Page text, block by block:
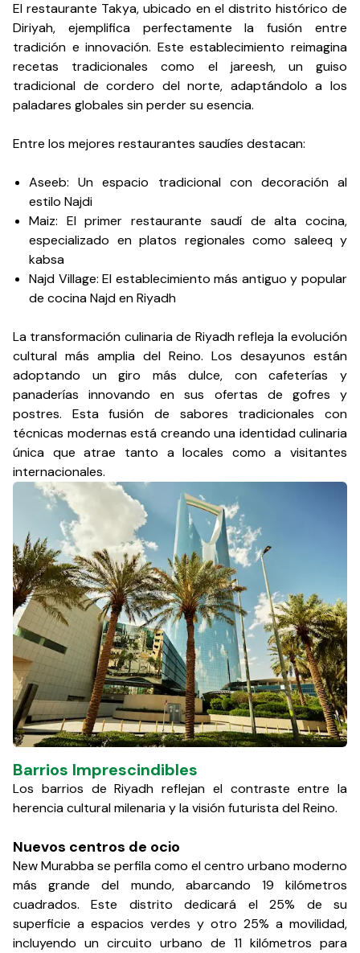
El restaurante Takya, ubicado en el distrito histórico de
Diriyah, ejemplifica perfectamente la fusión entre
tradición e innovación. Este establecimiento reimagina
recetas tradicionales como el jareesh, un guiso
tradicional de cordero del norte, adaptándolo a los
paladares globales sin perder su esencia.
Entre los mejores restaurantes saudíes destacan:
Aseeb: Un espacio tradicional con decoración al
estilo Najdi
Maiz: El primer restaurante saudí de alta cocina,
especializado en platos regionales como saleeq y
kabsa
Najd Village: El establecimiento más antiguo y popular
de cocina Najd en Riyadh
La transformación culinaria de Riyadh refleja la evolución
cultural más amplia del Reino. Los desayunos están
adoptando un giro más dulce, con cafeterías y
panaderías innovando en sus ofertas de gofres y
postres. Esta fusión de sabores tradicionales con
técnicas modernas está creando una identidad culinaria
única que atrae tanto a locales como a visitantes
internacionales.
Barrios Imprescindibles
Los barrios de Riyadh reflejan el contraste entre la
herencia cultural milenaria y la visión futurista del Reino.
Nuevos centros de ocio
New Murabba se perfila como el centro urbano moderno
más grande del mundo, abarcando 19 kilómetros
cuadrados. Este distrito dedicará el 25% de su
superficie a espacios verdes y otro 25% a movilidad,
incluyendo un circuito urbano de 11 kilómetros para